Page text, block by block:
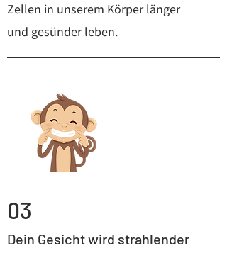
Zellen in unserem Körper länger
und gesünder leben.
03
Dein Gesicht wird strahlender